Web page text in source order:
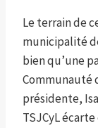
Le terrain de
municipalité
bien qu’une
Communauté
présidente,
TSJCyL